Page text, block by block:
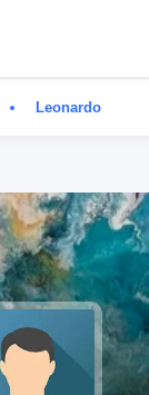
Leonardo